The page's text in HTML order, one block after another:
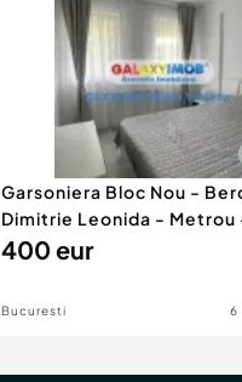
Garsoniera Bloc Nou -
Dimitrie Leonida - Metrou
400 eur
Bucuresti 6